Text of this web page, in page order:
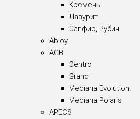
Кремень
Лазурит
Сапфир, Рубин
Abloy
AGB
Centro
Grand
Mediana Evolution
Mediana Polaris
APECS